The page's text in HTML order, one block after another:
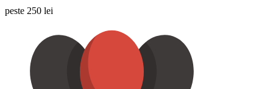
peste 250 lei